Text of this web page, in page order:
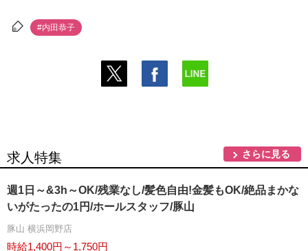
#内田恭子
求人特集 さらに見る
週1日～&3h～OK/残業なし/髪色自由!金髪もOK/絶品まかな
いがたったの1円/ホールスタッフ/豚山
豚山 横浜岡野店
時給1,400円～1,750円